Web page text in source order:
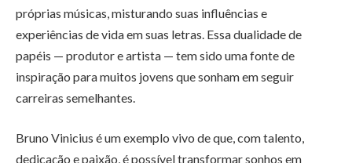
próprias músicas, misturando suas influências e
experiências de vida em suas letras. Essa dualidade de
papéis — produtor e artista — tem sido uma fonte de
inspiração para muitos jovens que sonham em seguir
carreiras semelhantes.
Bruno Vinicius é um exemplo vivo de que, com talento,
dedicação e paixão, é possível transformar sonhos em